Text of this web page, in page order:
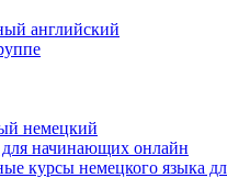
английский
немецкий
начинающих онлайн
курсы немецкого языка